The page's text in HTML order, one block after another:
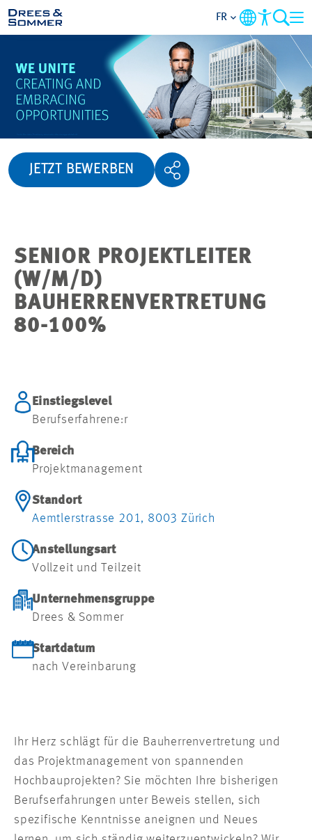
APERÇU
QUI NOUS SOMMES
ACTIVITÉS
POSTULER
NOS OFFRES
FR
JETZT BEWERBEN
SENIOR PROJEKTLEITER
(W/M/D)
BAUHERRENVERTRETUNG
80-100%
Einstiegslevel
Berufserfahrene:r
Bereich
Projektmanagement
Standort
Aemtlerstrasse 201, 8003 Zürich
Anstellungsart
Vollzeit und Teilzeit
Unternehmensgruppe
Drees & Sommer
Startdatum
nach Vereinbarung
Ihr Herz schlägt für die Bauherrenvertretung und
das Projektmanagement von spannenden
Hochbauprojekten? Sie möchten Ihre bisherigen
Berufserfahrungen unter Beweis stellen, sich
spezifische Kenntnisse aneignen und Neues